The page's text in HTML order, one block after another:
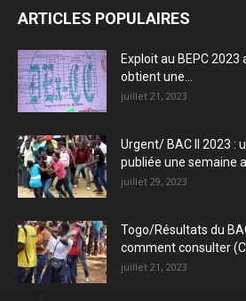
ARTICLES POPULAIRES
Exploit au BEPC 2023
obtient une...
juillet 21, 2023
Urgent/ BAC II 2023 :
publiée une semaine
juillet 29, 2023
Togo/Résultats du
comment consulter
juillet 21, 2023